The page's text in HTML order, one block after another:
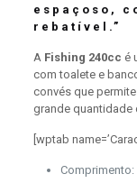
espaçoso,
rebatível.”
A Fishing 240cc é
com toalete e
convés que
grande quantidade
[wptab
Comprimento: